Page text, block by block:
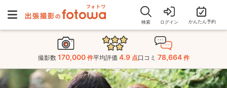
検索 ログイン かんたん予約
撮影数 170,000 件平均評価 4.9 点口コミ 78,664 件